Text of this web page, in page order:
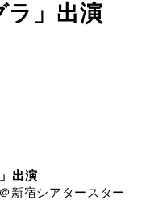
」出演
出演
＠新宿シアタースター